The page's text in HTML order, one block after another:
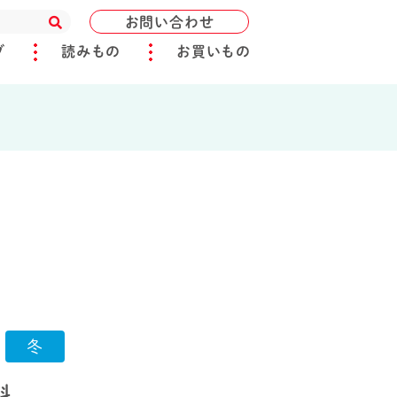
お問い合わせ
読みもの お買いもの
冬